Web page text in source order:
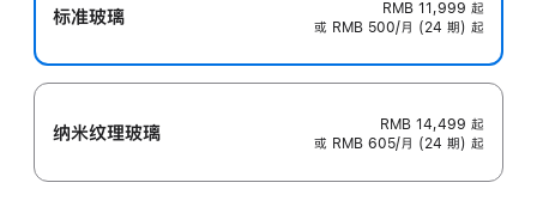
标准玻璃 RMB 11,999 起
或 RMB 500/月 (24 期) 起
纳米纹理玻璃 RMB 14,499 起
或 RMB 605/月 (24 期) 起